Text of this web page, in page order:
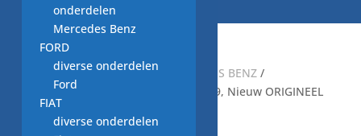
Start/auto onderdelen MERCEDES BENZ/
Remlichtschakelaar, A0015456709, Nieuw ORIGINEEL
MERCEDES BENZ
onderdelen
Mercedes Benz
FORD
diverse onderdelen
Ford
FIAT
diverse onderdelen